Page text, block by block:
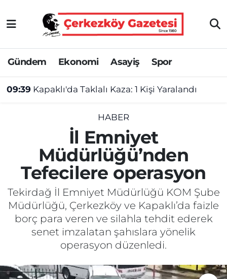
Gündem Ekonomi Asayiş Spor
09:39 Kapaklı'da Taklalı Kaza: 1 Kişi Yaralandı
HABER
İl Emniyet
Müdürlüğü’nden
Tefecilere operasyon
Tekirdağ İl Emniyet Müdürlüğü KOM Şube
Müdürlüğü, Çerkezköy ve Kapaklı’da faizle
borç para veren ve silahla tehdit ederek
senet imzalatan şahıslara yönelik
operasyon düzenledi.
Asayiş
Ekonomi
Gündem
Kültür&Sanat
Manşet
SAĞLIK
Spor
Gizlilik Sözleşmesi
İletişim
Tekirdağ Nöbetçi Eczaneler
Tekirdağ Hava Durumu
Tekirdağ Namaz Vakitleri
Tekirdağ Trafik Yoğunluk Haritası
Süper Lig Puan Durumu ve Fikstür
Tüm Manşetler
Son Dakika Haberleri
Haber Arşivi